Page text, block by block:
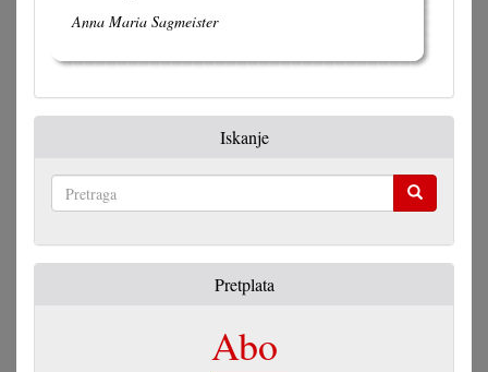
Anna Maria Sagmeister
Iskanje
Pretplata
Abo